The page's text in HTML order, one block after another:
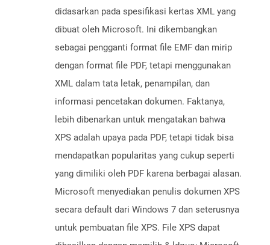
didasarkan pada spesifikasi kertas XML yang
dibuat oleh Microsoft. Ini dikembangkan
sebagai pengganti format file EMF dan mirip
dengan format file PDF, tetapi menggunakan
XML dalam tata letak, penampilan, dan
informasi pencetakan dokumen. Faktanya,
lebih dibenarkan untuk mengatakan bahwa
XPS adalah upaya pada PDF, tetapi tidak bisa
mendapatkan popularitas yang cukup seperti
yang dimiliki oleh PDF karena berbagai alasan.
Microsoft menyediakan penulis dokumen XPS
secara default dari Windows 7 dan seterusnya
untuk pembuatan file XPS. File XPS dapat